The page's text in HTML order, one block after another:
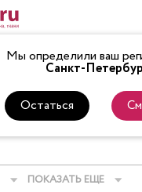
Мы определили ваш
Санкт-
Остаться
ТКАНИ
ПОКАЗАТЬ ЕЩЕ